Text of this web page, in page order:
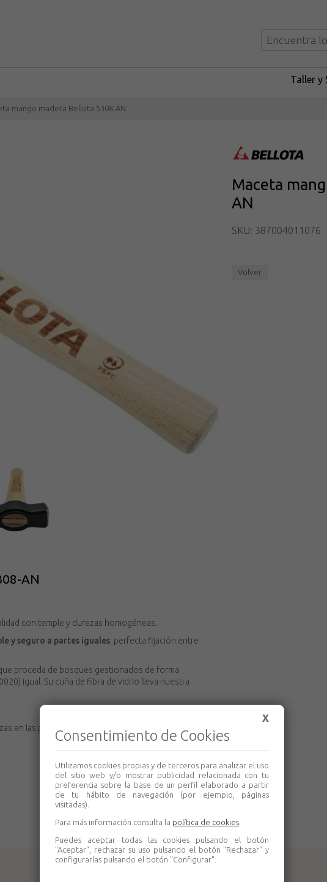
Taller y
mango madera Bellota 5308-AN
Maceta
AN
SKU: 387004011076
Volver
AN
con temple y durezas homogéneas.
y seguro a partes iguales: perfecta fijación entre
proceda de bosques gestionados de forma
igual. Su cuña de fibra de vidrio lleva nuestra
en las paredes.
X
Consentimiento de Cookies
Utilizamos cookies propias y de terceros para analizar el uso
del sitio web y/o mostrar publicidad relacionada con tu
preferencia sobre la base de un perfil elaborado a partir
de tu hábito de navegación (por ejemplo, páginas
visitadas).
Para más información consulta la política de cookies
Puedes aceptar todas las cookies pulsando el botón
"Aceptar", rechazar su uso pulsando el botón "Rechazar" y
configurarlas pulsando el botón "Configurar".